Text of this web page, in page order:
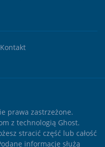
Kontakt
prawa zastrzeżone.
z technologią Ghost.
stracić część lub całość
informacje służą